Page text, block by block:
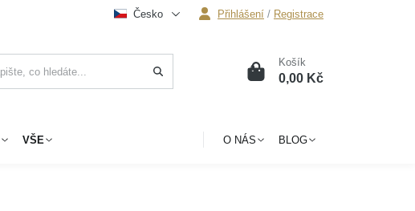
Česko Přihlášení / Registrace
0 Košík
0,00 Kč
VŠE O NÁS BLOG